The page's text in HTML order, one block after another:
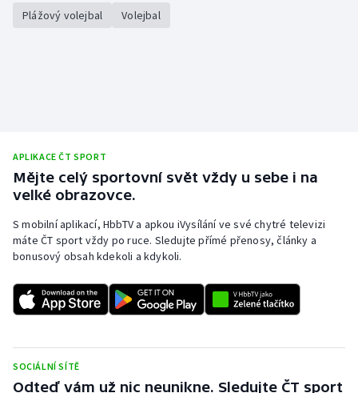
Plážový volejbal Volejbal
APLIKACE ČT SPORT
Mějte celý sportovní svět vždy u sebe i na
velké obrazovce.
S mobilní aplikací, HbbTV a apkou iVysílání ve své chytré televizi
máte ČT sport vždy po ruce. Sledujte přímé přenosy, články a
bonusový obsah kdekoli a kdykoli.
SOCIÁLNÍ SÍTĚ
Odteď vám už nic neunikne. Sledujte ČT sport